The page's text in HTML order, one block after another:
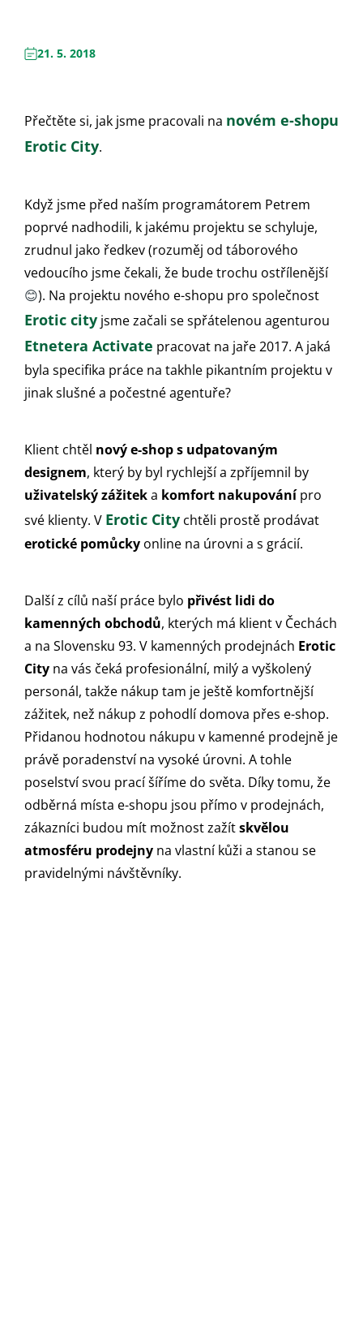
21. 5. 2018
Přečtěte si, jak jsme pracovali na novém e-shopu
Erotic City.
Když jsme před naším programátorem Petrem
poprvé nadhodili, k jakému projektu se schyluje,
zrudnul jako ředkev (rozuměj od táborového
vedoucího jsme čekali, že bude trochu ostřílenější
😊). Na projektu nového e-shopu pro společnost
Erotic city jsme začali se spřátelenou agenturou
Etnetera Activate pracovat na jaře 2017. A jaká
byla specifika práce na takhle pikantním projektu v
jinak slušné a počestné agentuře?
Klient chtěl nový e-shop s udpatovaným
designem, který by byl rychlejší a zpříjemnil by
uživatelský zážiteka komfort nakupovánípro
své klienty. V Erotic City chtěli prostě prodávat
erotické pomůcky online na úrovni a s grácií.
Další z cílů naší práce bylo přivést lidi do
kamenných obchodů, kterých má klient v Čechách
a na Slovensku 93. V kamenných prodejnách Erotic
City na vás čeká profesionální, milý a vyškolený
personál, takže nákup tam je ještě komfortnější
zážitek, než nákup z pohodlí domova přes e-shop.
Přidanou hodnotou nákupu v kamenné prodejně je
právě poradenství na vysoké úrovni. A tohle
poselství svou prací šíříme do světa. Díky tomu, že
odběrná místa e-shopu jsou přímo v prodejnách,
zákazníci budou mít možnost zažítskvělou
atmosféru prodejny na vlastní kůži a stanou se
pravidelnými návštěvníky.